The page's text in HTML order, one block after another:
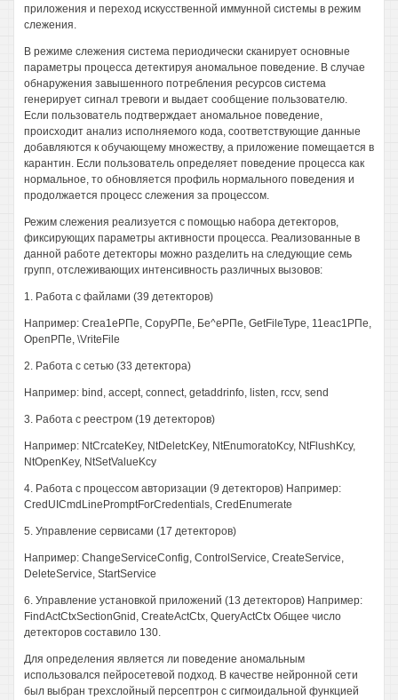
приложения и переход искусственной иммунной системы в режим
слежения.
В режиме слежения система периодически сканирует основные
параметры процесса детектируя аномальное поведение. В случае
обнаружения завышенного потребления ресурсов система
генерирует сигнал тревоги и выдает сообщение пользователю.
Если пользователь подтверждает аномальное поведение,
происходит анализ исполняемого кода, соответствующие данные
добавляются к обучающему множеству, а приложение помещается в
карантин. Если пользователь определяет поведение процесса как
нормальное, то обновляется профиль нормального поведения и
продолжается процесс слежения за процессом.
Режим слежения реализуется с помощью набора детекторов,
фиксирующих параметры активности процесса. Реализованные в
данной работе детекторы можно разделить на следующие семь
групп, отслеживающих интенсивность различных вызовов:
1. Работа с файлами (39 детекторов)
Например: Сгеа1еРПе, СоруРПе, Бе^еРПе, GetFileType, 11еас1РПе,
ОрепРПе, \VriteFile
2. Работа с сетью (33 детектора)
Например: bind, accept, connect, getaddrinfo, listen, rccv, send
3. Работа с реестром (19 детекторов)
Например: NtCrcateKey, NtDeletcKey, NtEnumoratoKcy, NtFlushKcy,
NtOpenKey, NtSetValueKcy
4. Работа с процессом авторизации (9 детекторов) Например:
CredUICmdLinePromptForCredentials, CredEnumerate
5. Управление сервисами (17 детекторов)
Например: ChangeServiceConfig, ControlService, CreateService,
DeleteService, StartService
6. Управление установкой приложений (13 детекторов) Например:
FindActCtxSectionGnid, CreateActCtx, QueryActCtx Общее число
детекторов составило 130.
Для определения является ли поведение аномальным
использовался пейросетевой подход. В качестве нейронной сети
был выбран трехслойный персептрон с сигмоидальной функцией